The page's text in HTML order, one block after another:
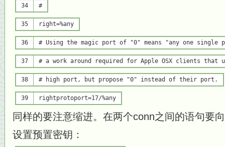
34 #
35 right=%any
36 # Using the magic port of "0" means "any one
37 # a work around required for Apple OSX clients that
38 # high port, but propose "0" instead of their port.
39 rightprotoport=17/%any
同样的要注意缩进。在两个conn之间的语句要
设置预置密钥：